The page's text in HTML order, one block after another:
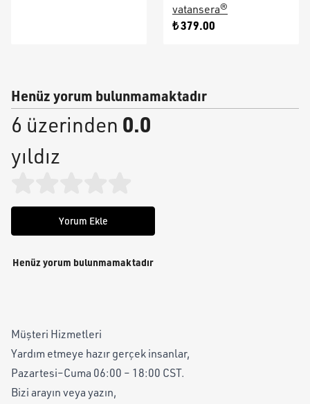
vatansera®
₺ 379.00
Henüz yorum bulunmamaktadır
6 üzerinden 0.0
yıldız
Yorum Ekle
Henüz yorum bulunmamaktadır
Müşteri Hizmetleri
Yardım etmeye hazır gerçek insanlar,
Pazartesi–Cuma 06:00 – 18:00 CST.
Bizi arayın veya yazın,